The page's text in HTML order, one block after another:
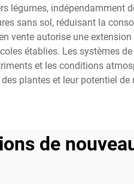
légumes,
sans sol, réduisant la
vente autorise une
établies. Les systèmes
et les conditions
plantes et leur potentiel de
de